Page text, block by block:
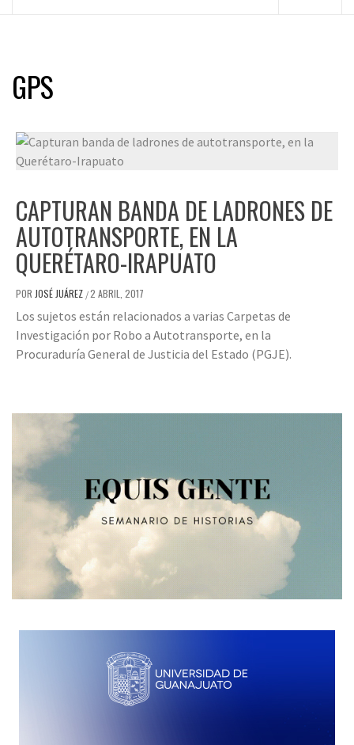
GPS
CAPTURAN BANDA DE LADRONES DE
AUTOTRANSPORTE, EN LA
QUERÉTARO-IRAPUATO
POR JOSÉ JUÁREZ /2 ABRIL, 2017
Los sujetos están relacionados a varias Carpetas de
Investigación por Robo a Autotransporte, en la
Procuraduría General de Justicia del Estado (PGJE).